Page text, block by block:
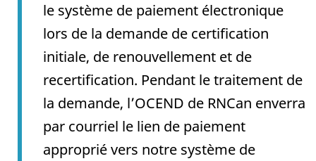
le système de paiement électronique
lors de la demande de certification
initiale, de renouvellement et de
recertification. Pendant le traitement de
la demande, l’OCEND de RNCan enverra
par courriel le lien de paiement
approprié vers notre système de